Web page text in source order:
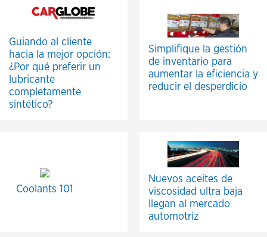
Guiando al cliente
hacia la mejor opción:
¿Por qué preferir un
lubricante
completamente
sintético?
Simplifique la gestión
de inventario para
aumentar la eficiencia y
reducir el desperdicio
Coolants 101
Nuevos aceites de
viscosidad ultra baja
llegan al mercado
automotriz